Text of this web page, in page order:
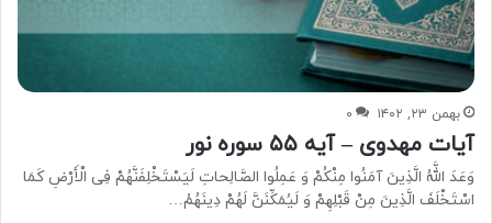
بهمن ۲۳, ۱۴۰۲ ۰
آیات مهدوی – آیه ۵۵ سوره نور
وَعَدَ اللَّهُ الَّذِینَ آمَنُوا مِنْکُمْ وَ عَمِلُوا الصَّالِحاتِ لَیَسْتَخْلِفَنَّهُمْ فِی الْأَرْضِ کَمَا
اسْتَخْلَفَ الَّذِینَ مِنْ قَبْلِهِمْ وَ لَیُمَکِّنَنَّ لَهُمْ دِینَهُمُ…